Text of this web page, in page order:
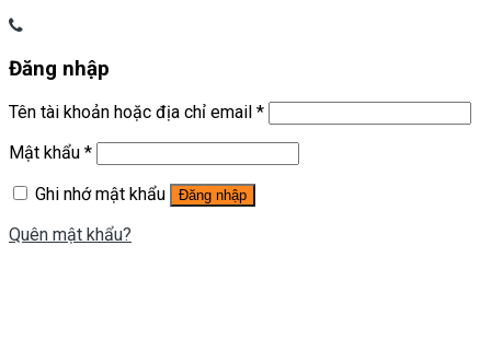
Đăng nhập
Tên tài khoản hoặc địa chỉ email *
Mật khẩu *
Ghi nhớ mật khẩu
Đăng nhập
Quên mật khẩu?